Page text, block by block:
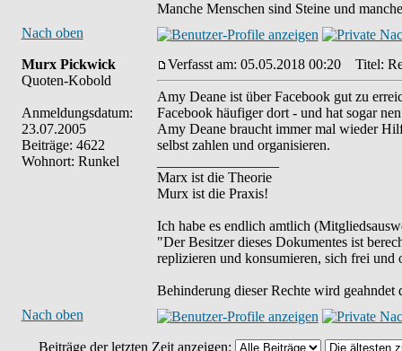
Manche Menschen sind Steine und
Nach oben
Murx Pickwick
Quoten-Kobold
Anmeldungsdatum:
23.07.2005
Beiträge: 4622
Wohnort: Runkel
Verfasst am: 05.05.2018 00:20 Titel:
Amy Deane ist über Facebook gut zu
Facebook häufiger dort - und hat sogar
Amy Deane braucht immer mal wieder
selbst zahlen und organisieren.
Marx ist die Theorie
Murx ist die Praxis!
Ich habe es endlich amtlich
"Der Besitzer dieses Dokumentes ist
replizieren und konsumieren, sich frei
Behinderung dieser Rechte wird
Nach oben
Beiträge der letzten Zeit anzeigen: